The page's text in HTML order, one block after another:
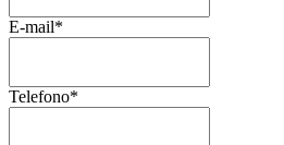
E-mail*
Telefono*